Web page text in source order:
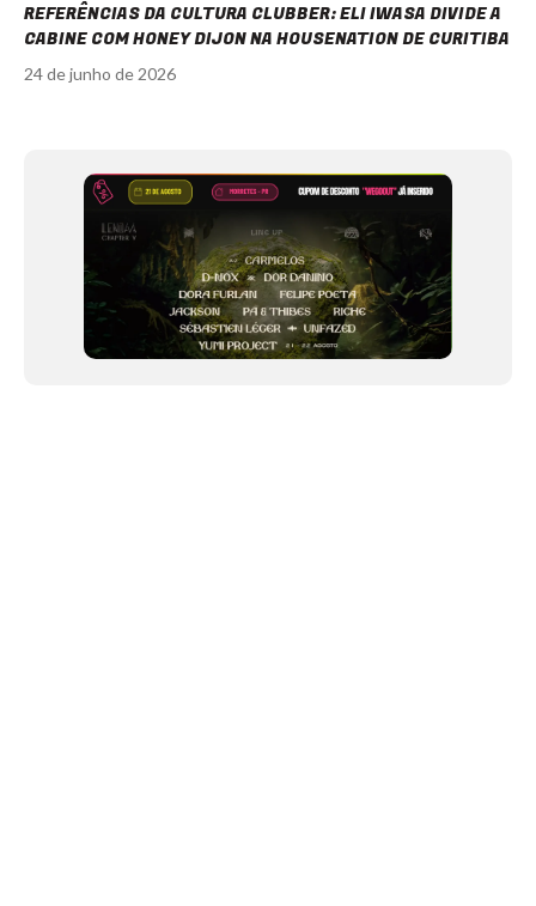
REFERÊNCIAS DA CULTURA CLUBBER: ELI IWASA DIVIDE A
CABINE COM HONEY DIJON NA HOUSENATION DE CURITIBA
24 de junho de 2026